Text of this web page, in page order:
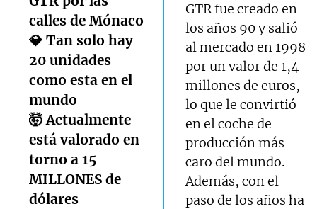
calles de Mónaco
💎 Tan solo hay
20 unidades
como esta en el
mundo
🤯 Actualmente
está valorado en
torno a 15
MILLONES de
dólares
GTR fue creado en
los años 90 y salió
al mercado en 1998
por un valor de 1,4
millones de euros,
lo que le convirtió
en el coche de
producción más
caro del mundo.
Además, con el
paso de los años ha